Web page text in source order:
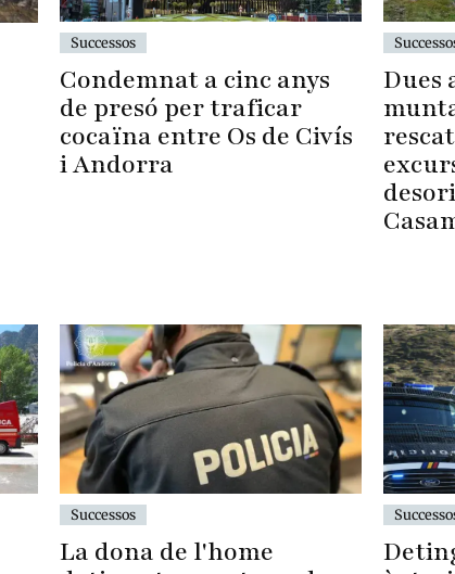
Successos
Condemnat a cinc anys
de presó per traficar
cocaïna entre Os de Civís
i Andorra
Dues
Successos
La dona de l'home